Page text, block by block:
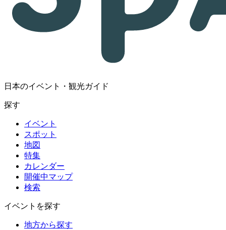
日本のイベント・観光ガイド
探す
イベント
スポット
地図
特集
カレンダー
開催中マップ
検索
イベントを探す
地方から探す